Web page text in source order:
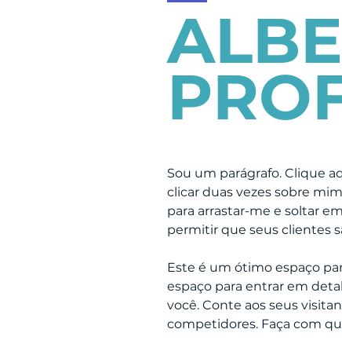
Sou um parágrafo. Clique
clicar duas vezes sobre
para arrastar-me e soltar
permitir que seus clientes
Este é um ótimo espaço
espaço para entrar em
você. Conte aos seus
competidores. Faça com